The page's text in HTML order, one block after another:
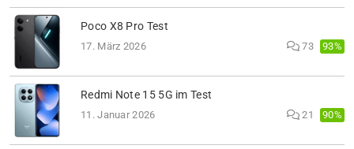
Poco X8 Pro Test
17. März 2026 73 93%
Redmi Note 15 5G im Test
11. Januar 2026 21 90%